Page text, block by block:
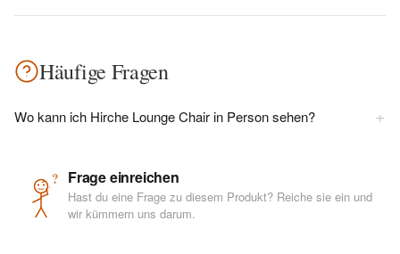
Häufige Fragen
Wo kann ich Hirche Lounge Chair in Person sehen? +
? Frage einreichen
Hast du eine Frage zu diesem Produkt? Reiche sie ein und
wir kümmern uns darum.